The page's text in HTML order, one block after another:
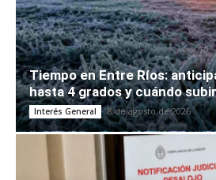
Tiempo en Entre Ríos:
hasta 4 grados y cuándo
Interés General 8 de agosto de 2026